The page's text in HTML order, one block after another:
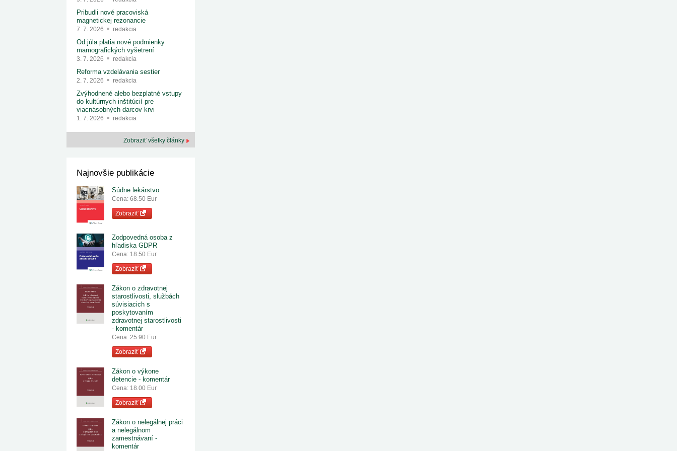
Pribudli nové pracoviská
magnetickej rezonancie
7. 7. 2026 redakcia
Od júla platia nové podmienky
mamografických vyšetrení
3. 7. 2026 redakcia
Reforma vzdelávania sestier
2. 7. 2026 redakcia
Zvýhodnené alebo bezplatné vstupy
do kultúrnych inštitúcií pre
viacnásobných darcov krvi
1. 7. 2026 redakcia
Zobraziť všetky články
Najnovšie publikácie
Súdne lekárstvo
Cena: 68.50 Eur
Zobraziť
Zodpovedná osoba z
hľadiska GDPR
Cena: 18.50 Eur
Zobraziť
Zákon o zdravotnej
starostlivosti, službách
súvisiacich s
poskytovaním
zdravotnej starostlivosti
- komentár
Cena: 25.90 Eur
Zobraziť
Zákon o výkone
detencie - komentár
Cena: 18.00 Eur
Zobraziť
Zákon o nelegálnej práci
a nelegálnom
zamestnávaní -
komentár